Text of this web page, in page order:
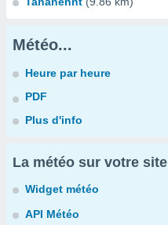
Météo...
Heure par heure
PDF
Plus d'info
La météo sur votre site
Widget météo
API Météo